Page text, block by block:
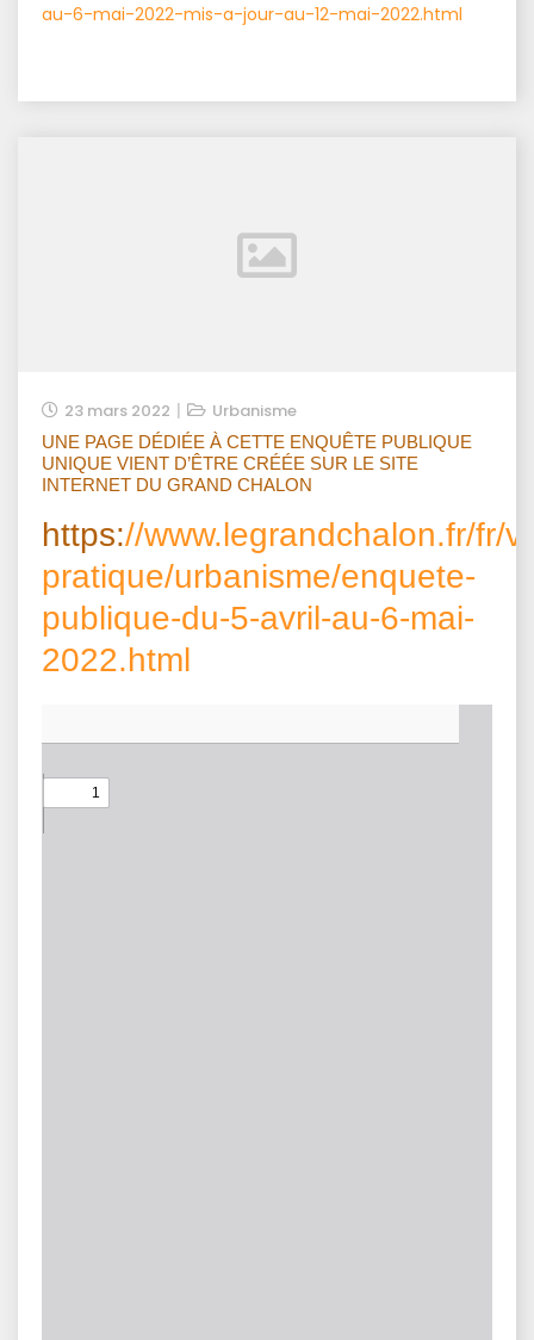
au-6-mai-2022-mis-a-jour-au-12-mai-2022.html
23 mars 2022 Urbanisme
UNE PAGE DÉDIÉE À CETTE ENQUÊTE PUBLIQUE
UNIQUE VIENT D’ÊTRE CRÉÉE SUR LE SITE
INTERNET DU GRAND CHALON
https://www.legrandchalon.fr/fr/
pratique/urbanisme/enquete-
publique-du-5-avril-au-6-mai-
2022.html